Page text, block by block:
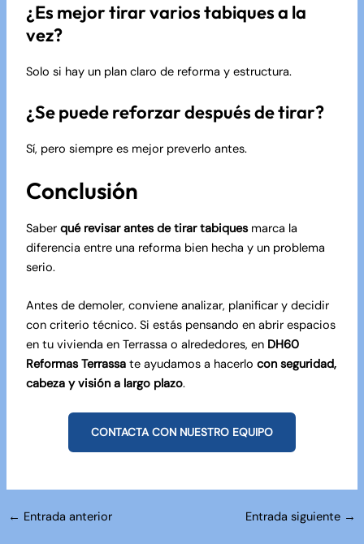
¿Es mejor tirar varios tabiques a la
vez?
Solo si hay un plan claro de reforma y estructura.
¿Se puede reforzar después de tirar?
Sí, pero siempre es mejor preverlo antes.
Conclusión
Saber qué revisar antes de tirar tabiquesmarca la
diferencia entre una reforma bien hecha y un problema
serio.
Antes de demoler, conviene analizar, planificar y decidir
con criterio técnico. Si estás pensando en abrir espacios
en tu vivienda en Terrassa o alrededores, en DH60
Reformas Terrassate ayudamos a hacerlo con seguridad,
cabeza y visión a largo plazo.
CONTACTA CON NUESTRO EQUIPO
Navegación
← Entrada anterior Entrada siguiente →